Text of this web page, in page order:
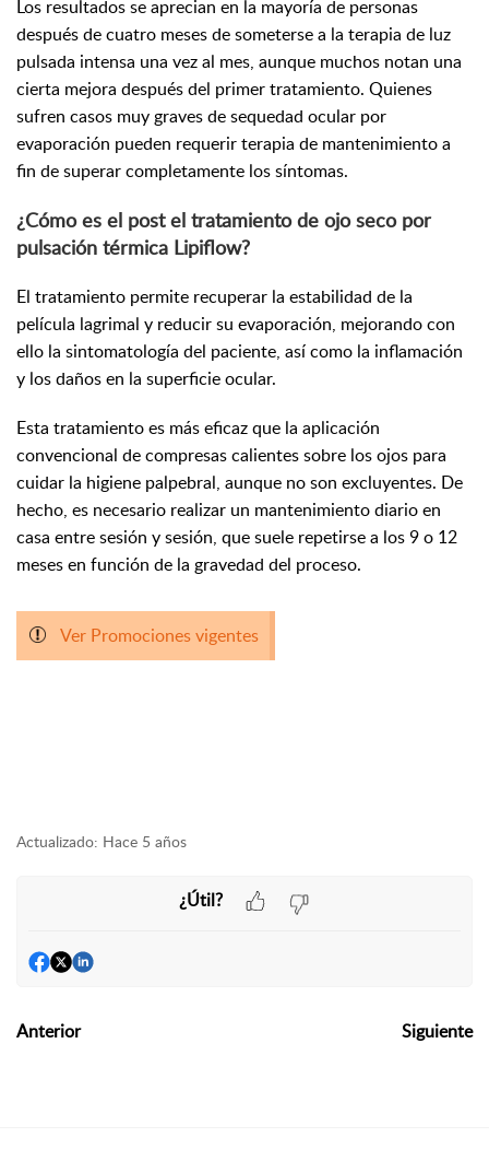
Los resultados se aprecian en la mayoría de personas
después de cuatro meses de someterse a la terapia de luz
pulsada intensa una vez al mes, aunque muchos notan una
cierta mejora después del primer tratamiento. Quienes
sufren casos muy graves de sequedad ocular por
evaporación pueden requerir terapia de mantenimiento a
fin de superar completamente los síntomas.
¿Cómo es el post el tratamiento de ojo seco por
pulsación térmica Lipiflow?
El tratamiento permite recuperar la estabilidad de la
película lagrimal y reducir su evaporación, mejorando con
ello la sintomatología del paciente, así como la inflamación
y los daños en la superficie ocular.
Esta tratamiento es más eficaz que la aplicación
convencional de compresas calientes sobre los ojos para
cuidar la higiene palpebral, aunque no son excluyentes. De
hecho, es necesario realizar un mantenimiento diario en
casa entre sesión y sesión, que suele repetirse a los 9 o 12
meses en función de la gravedad del proceso.
Ver Promociones vigentes
Actualizado: Hace 5 años
¿Útil?
Anterior Siguiente